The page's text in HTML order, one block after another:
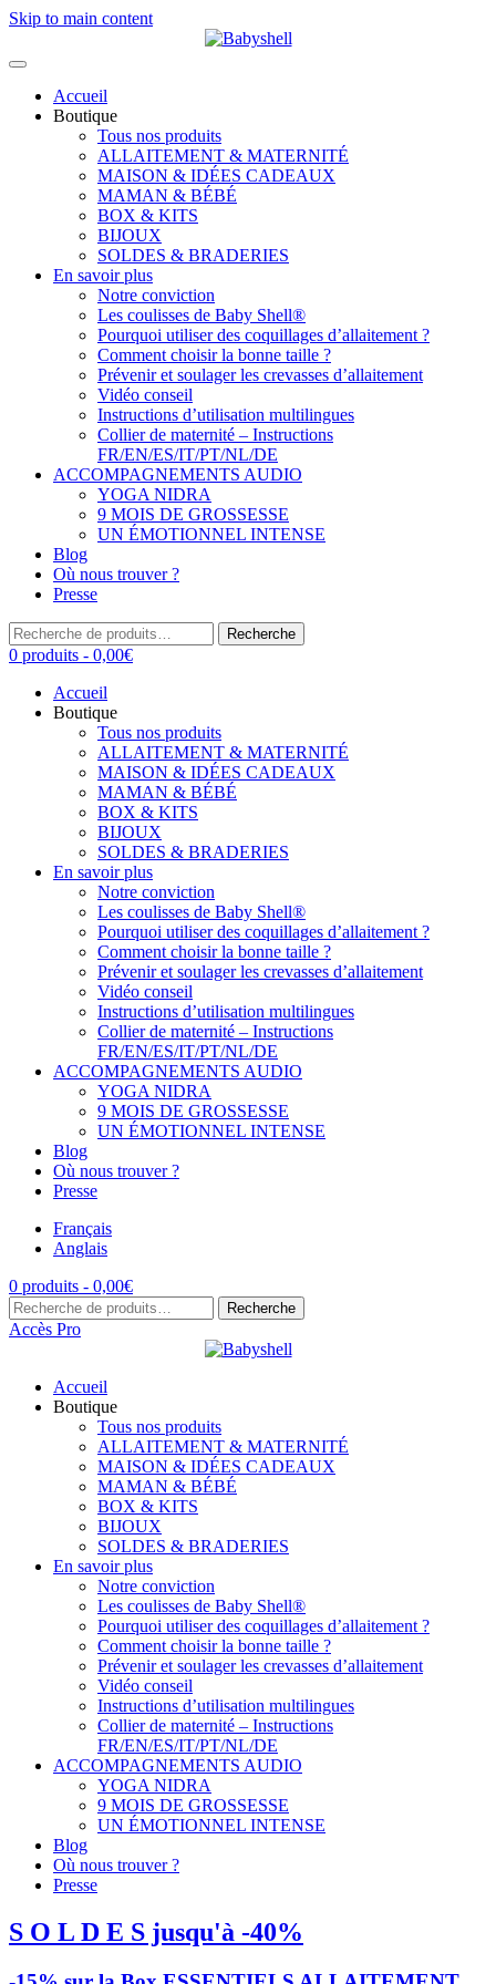
Skip to main content
Accueil
Boutique
Tous nos produits
ALLAITEMENT & MATERNITÉ
MAISON & IDÉES CADEAUX
MAMAN & BÉBÉ
BOX & KITS
BIJOUX
SOLDES & BRADERIES
En savoir plus
Notre conviction
Les coulisses de Baby Shell®
Pourquoi utiliser des coquillages d’allaitement ?
Comment choisir la bonne taille ?
Prévenir et soulager les crevasses d’allaitement
Vidéo conseil
Instructions d’utilisation multilingues
Collier de maternité – Instructions
FR/EN/ES/IT/PT/NL/DE
ACCOMPAGNEMENTS AUDIO
YOGA NIDRA
9 MOIS DE GROSSESSE
UN ÉMOTIONNEL INTENSE
Blog
Où nous trouver ?
Presse
Recherche
pour :
Recherche
0 produits - 0,00€
Accueil
Boutique
Tous nos produits
ALLAITEMENT & MATERNITÉ
MAISON & IDÉES CADEAUX
MAMAN & BÉBÉ
BOX & KITS
BIJOUX
SOLDES & BRADERIES
En savoir plus
Notre conviction
Les coulisses de Baby Shell®
Pourquoi utiliser des coquillages d’allaitement ?
Comment choisir la bonne taille ?
Prévenir et soulager les crevasses d’allaitement
Vidéo conseil
Instructions d’utilisation multilingues
Collier de maternité – Instructions
FR/EN/ES/IT/PT/NL/DE
ACCOMPAGNEMENTS AUDIO
YOGA NIDRA
9 MOIS DE GROSSESSE
UN ÉMOTIONNEL INTENSE
Blog
Où nous trouver ?
Presse
Français
Anglais
0 produits - 0,00€
Recherche
pour :
Recherche
Accès Pro
Accueil
Boutique
Tous nos produits
ALLAITEMENT & MATERNITÉ
MAISON & IDÉES CADEAUX
MAMAN & BÉBÉ
BOX & KITS
BIJOUX
SOLDES & BRADERIES
En savoir plus
Notre conviction
Les coulisses de Baby Shell®
Pourquoi utiliser des coquillages d’allaitement ?
Comment choisir la bonne taille ?
Prévenir et soulager les crevasses d’allaitement
Vidéo conseil
Instructions d’utilisation multilingues
Collier de maternité – Instructions
FR/EN/ES/IT/PT/NL/DE
ACCOMPAGNEMENTS AUDIO
YOGA NIDRA
9 MOIS DE GROSSESSE
UN ÉMOTIONNEL INTENSE
Blog
Où nous trouver ?
Presse
S O L D E S jusqu'à -40%